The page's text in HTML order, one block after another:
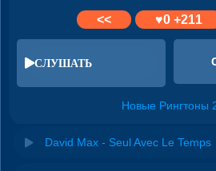
<<
♥0+211
СЛУШАТЬ
Новые Рингтоны
David Max - Seul Avec Le Temps